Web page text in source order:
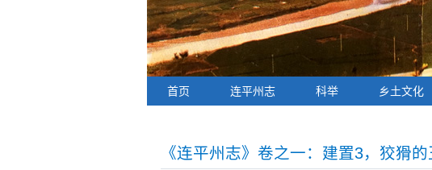
首页 连平州志 科举 乡土文化
《连平州志》卷之一：建置3，狡猾的